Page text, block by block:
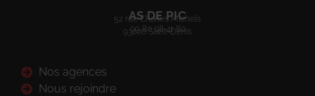
AS DE PIC
52 rue Charles Michels
93200 Saint-Denis
09 80 08 41 80
Nos agences
Nous rejoindre